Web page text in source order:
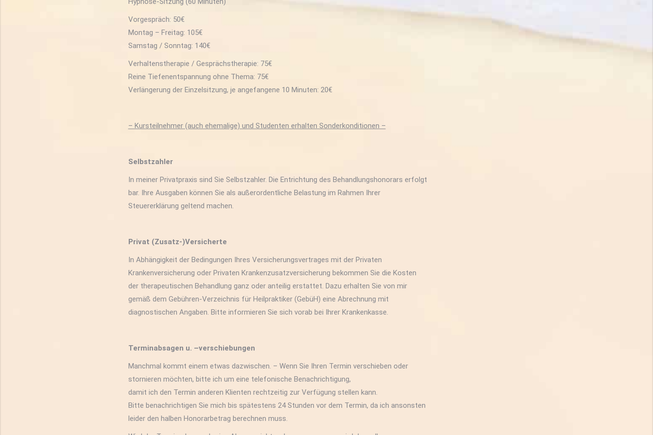
Vorgespräch: 50€
Montag – Freitag: 105€
Samstag / Sonntag: 140€
Verhaltenstherapie / Gesprächstherapie: 75€
Reine Tiefenentspannung ohne Thema: 75€
Verlängerung der Einzelsitzung, je angefangene 10 Minuten: 20€
– Kursteilnehmer (auch ehemalige) und Studenten erhalten Sonderkonditionen –
Selbstzahler
In meiner Privatpraxis sind Sie Selbstzahler. Die Entrichtung des Behandlungshonorars erfolgt
bar. Ihre Ausgaben können Sie als außerordentliche Belastung im Rahmen Ihrer
Steuererklärung geltend machen.
Privat (Zusatz-)Versicherte
In Abhängigkeit der Bedingungen Ihres Versicherungsvertrages mit der Privaten
Krankenversicherung oder Privaten Krankenzusatzversicherung bekommen Sie die Kosten
der therapeutischen Behandlung ganz oder anteilig erstattet. Dazu erhalten Sie von mir
gemäß dem Gebühren-Verzeichnis für Heilpraktiker (GebüH) eine Abrechnung mit
diagnostischen Angaben. Bitte informieren Sie sich vorab bei Ihrer Krankenkasse.
Terminabsagen u. –verschiebungen
Manchmal kommt einem etwas dazwischen. – Wenn Sie Ihren Termin verschieben oder
stornieren möchten, bitte ich um eine telefonische Benachrichtigung,
damit ich den Termin anderen Klienten rechtzeitig zur Verfügung stellen kann.
Bitte benachrichtigen Sie mich bis spätestens 24 Stunden vor dem Termin, da ich ansonsten
leider den halben Honorarbetrag berechnen muss.